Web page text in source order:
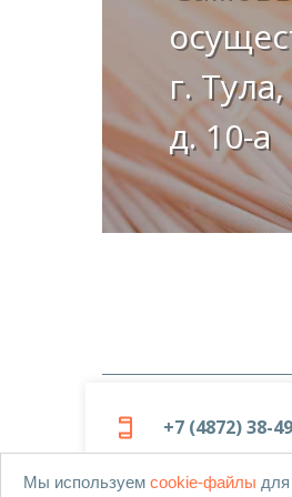
г.
д. 10-а
+7 (4872) 38-
Мы используем cookie-файлы для